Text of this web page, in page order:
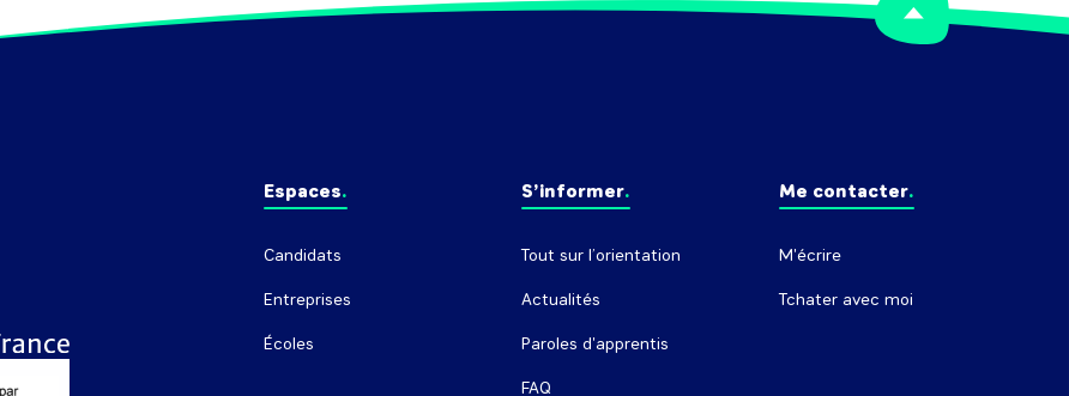
Espaces
Candidats
Entreprises
Écoles
S’informer
Tout sur l’orientation
Actualités
Paroles d'apprentis
FAQ
Me contacter
M'écrire
Tchater avec moi